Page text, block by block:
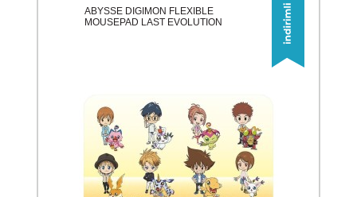
ABYSSE DIGIMON FLEXIBLE
MOUSEPAD LAST EVOLUTION